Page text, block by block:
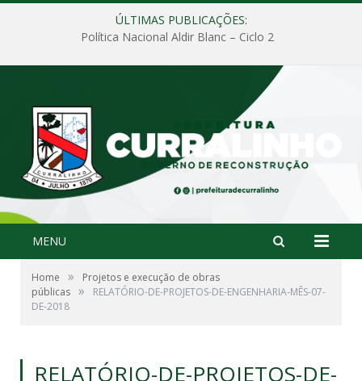
ÚLTIMAS PUBLICAÇÕES:
Política Nacional Aldir Blanc – Ciclo 2
MENU
Home »
Projetos e execução de obras
públicas »
RELATÓRIO-DE-PROJETOS-DE-ENGENHARIA-MÊS-07-
DE-2018
RELATÓRIO-DE-PROJETOS-DE-